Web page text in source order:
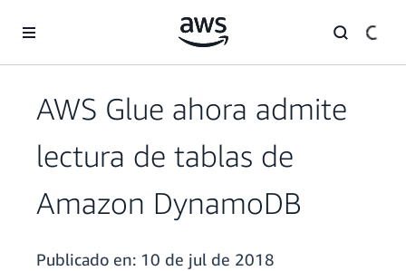
AWS Glue ahora admite
lectura de tablas de
Amazon DynamoDB
Publicado en: 10 de jul de 2018